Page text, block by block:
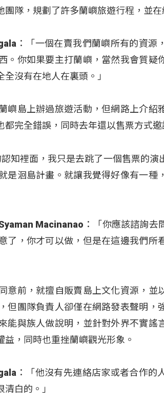
隊，規劃了許多蘭嶼旅遊行程，並在
：「一個在賣我們蘭嶼所有的資源
。你如果要主打蘭嶼，當然我會質疑
沒有在地人在裏頭。」
嶼島上辦過旅遊活動，但網路上介紹
完全錯誤，同時去年還以售票方式邀
知裡面，我只是去跳了一個售票的演
是洄島計畫。就讓我覺得好像有一種
Macinanao：「你應該諮詢去
了，你才可以做，但是在這邊我們所
意前，就擅自販賣島上文化資源，並
但團隊負責人卻僅在網路發表聲明，
能與族人做說明，並針對外界不實謠
，同時也重挫蘭嶼觀光形象。
：「他沒有先連絡店家或者合作的
白的。」